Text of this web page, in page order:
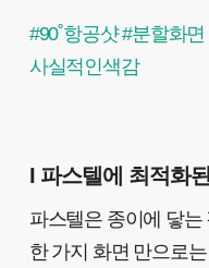
#90˚항공샷 #분할화
사실적인색감
I 파스텔에 최적화
파스텔은 종이에 닿는
한 가지 화면 만으로